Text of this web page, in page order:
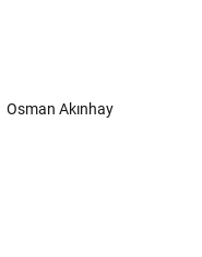
Osman Akınhay